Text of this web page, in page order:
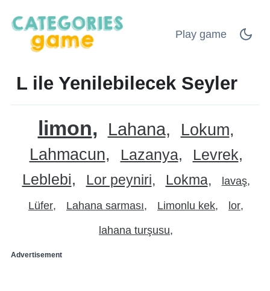
Play game
L ile Yenilebilecek Seyler
limon Lahana
Lokum
Lahmacun
Lazanya
Levrek
Leblebi
Lor peyniri Lokma lavaş
Lüfer Lahana sarması Limonlu kek lor
lahana turşusu
Advertisement